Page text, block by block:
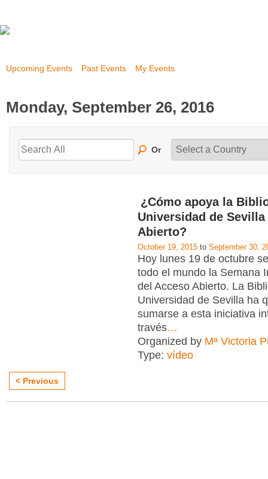
Upcoming Events Past Events My Events
Monday, September 26, 2016
Or
¿Cómo apoya la
Universidad de
Abierto?
October 19, 2015 to September 30,
Hoy lunes 19 de octubre
todo el mundo la Semana
del Acceso Abierto. La
Universidad de Sevilla ha
sumarse a esta iniciativa
través…
Organized by Mª Victoria
Type: vídeo
< Previous